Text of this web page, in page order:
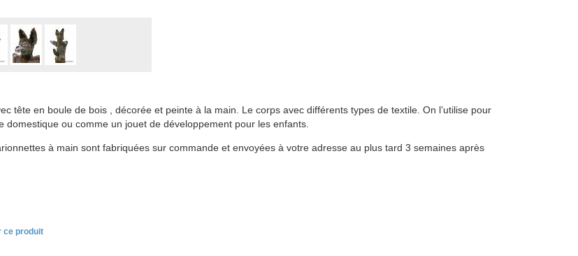
tête en boule de bois , décorée et peinte à la main. Le corps avec différents types de textile. On l’utilise pour
domestique ou comme un jouet de développement pour les enfants.
à main sont fabriquées sur commande et envoyées à votre adresse au plus tard 3 semaines après
ce produit